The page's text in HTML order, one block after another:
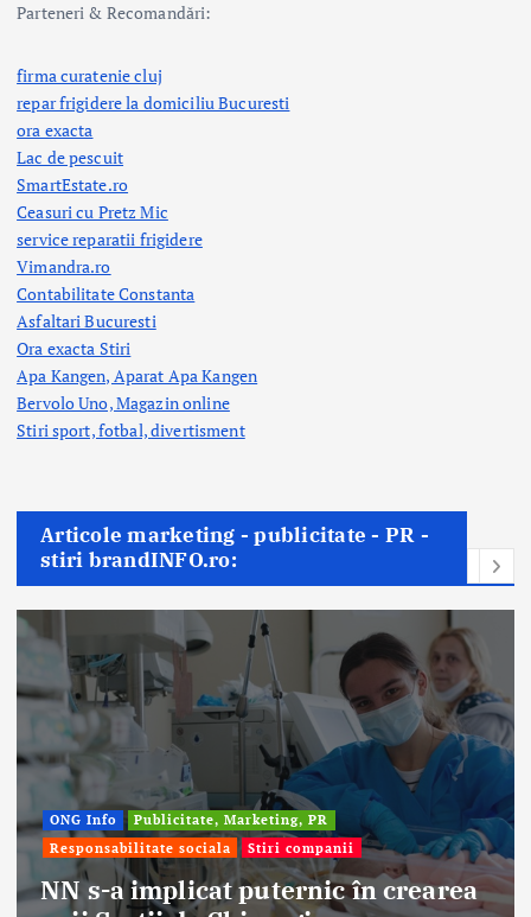
Parteneri & Recomandări:
firma curatenie cluj
repar frigidere la domiciliu Bucuresti
ora exacta
Lac de pescuit
SmartEstate.ro
Ceasuri cu Pretz Mic
service reparatii frigidere
Vimandra.ro
Contabilitate Constanta
Asfaltari Bucuresti
Ora exacta Stiri
Apa Kangen, Aparat Apa Kangen
Bervolo Uno, Magazin online
Stiri sport, fotbal,divertisment
Articole marketing - publicitate - PR -
stiri brandINFO.ro:
Afaceri & Economie
Publicitate, Marketing, PR
Stiri companii